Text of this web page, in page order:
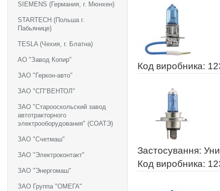
SIEMENS (Германия, г. Мюнхен)
STARTECH (Польша г.
Пабьянице)
TESLA (Чехия, г. Блатна)
АО "Завод Копир"
ЗАО "Геркон-авто"
ЗАО "СП"ВЕНТОЛ"
ЗАО "Старооскольский завод
автотракторного
электрооборудования" (СОАТЭ)
ЗАО "Счетмаш"
ЗАО "Электроконтакт"
ЗАО "Энергомаш"
ЗАО Группа "ОМЕГА"
Код виробника:
Застосування:
Код виробника: